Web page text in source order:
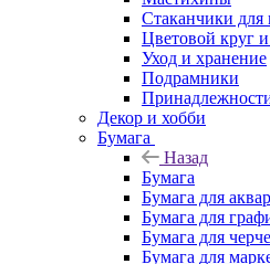
Стаканчики для
Цветовой круг
Уход и хранение
Подрамники
Декор и хобби
Бумага
Назад
Бумага
Бумага для
Бумага для
Бумага для
Бумага для